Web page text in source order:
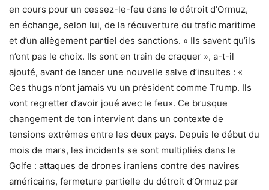
en cours pour un cessez-le-feu dans le détroit d’Ormuz,
en échange, selon lui, de la réouverture du trafic maritime
et d’un allègement partiel des sanctions. « Ils savent qu’ils
n’ont pas le choix. Ils sont en train de craquer », a-t-il
ajouté, avant de lancer une nouvelle salve d’insultes : «
Ces thugs n’ont jamais vu un président comme Trump. Ils
vont regretter d’avoir joué avec le feu». Ce brusque
changement de ton intervient dans un contexte de
tensions extrêmes entre les deux pays. Depuis le début du
mois de mars, les incidents se sont multipliés dans le
Golfe : attaques de drones iraniens contre des navires
américains, fermeture partielle du détroit d’Ormuz par